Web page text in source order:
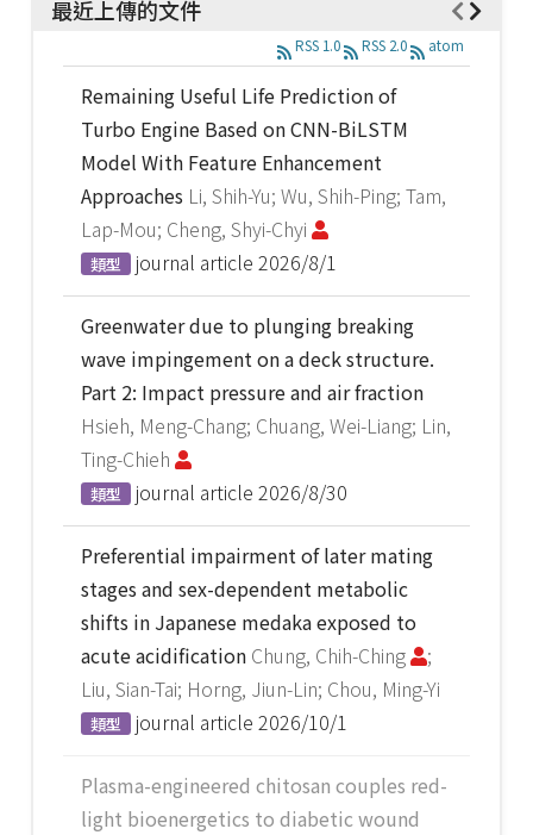
最近上傳的文件
RSS 1.0 RSS 2.0 atom
Remaining Useful Life Prediction of
Turbo Engine Based on CNN-BiLSTM
Model With Feature Enhancement
Approaches Li, Shih-Yu; Wu, Shih-Ping; Tam,
Lap-Mou; Cheng, Shyi-Chyi
類型 journal article 2026/8/1
Greenwater due to plunging breaking
wave impingement on a deck structure.
Part 2: Impact pressure and air fraction
Hsieh, Meng-Chang; Chuang, Wei-Liang; Lin,
Ting-Chieh
類型 journal article 2026/8/30
Preferential impairment of later mating
stages and sex-dependent metabolic
shifts in Japanese medaka exposed to
acute acidification Chung, Chih-Ching
;
Liu, Sian-Tai; Horng, Jiun-Lin; Chou, Ming-Yi
類型 journal article 2026/10/1
Plasma-engineered chitosan couples red-
light bioenergetics to diabetic wound